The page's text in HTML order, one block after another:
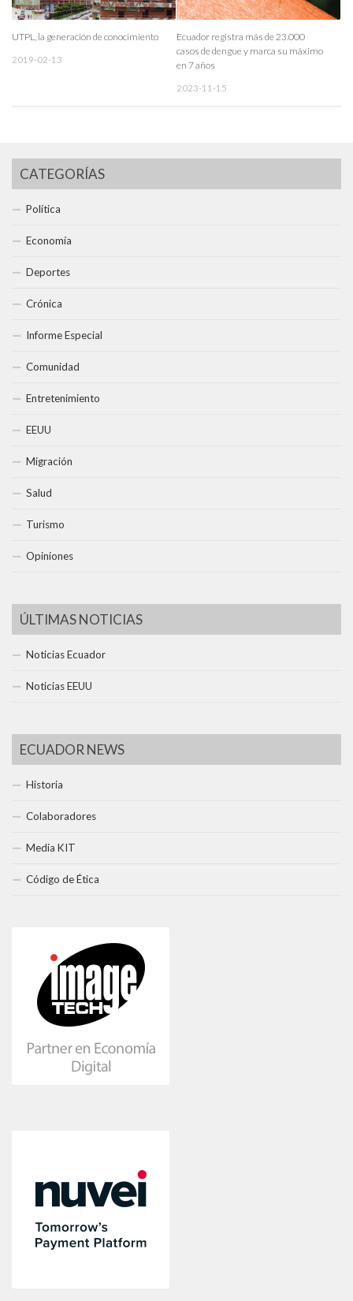
UTPL, la generación de conocimiento
2019-02-13
Ecuador registra más de 23.000
casos de dengue y marca su máximo
en 7 años
2023-11-15
CATEGORÍAS
Política
Economía
Deportes
Crónica
Informe Especial
Comunidad
Entretenimiento
EEUU
Migración
Salud
Turismo
Opiniones
ÚLTIMAS NOTICIAS
Noticias Ecuador
Noticias EEUU
ECUADOR NEWS
Historia
Colaboradores
Media KIT
Código de Ética